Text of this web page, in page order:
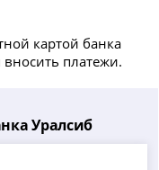
картой банка
платежи.
Уралсиб